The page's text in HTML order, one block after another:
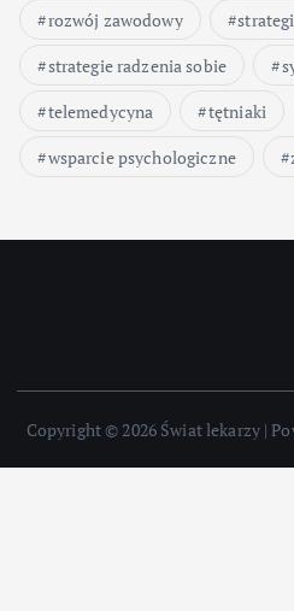
rozwój zawodowy
strategie radzenia sobie
telemedycyna
tętniaki
wsparcie psychologiczne
Copyright © 2026 Świat lekarzy |